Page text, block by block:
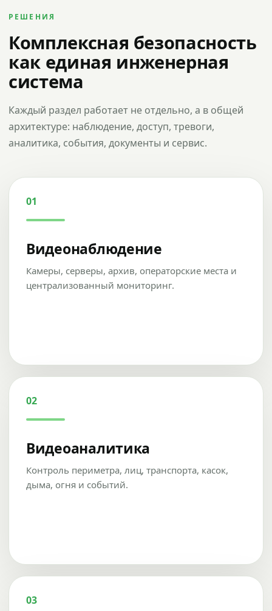
РЕШЕНИЯ
Комплексная безопасность
как единая инженерная
система
Каждый раздел работает не отдельно, а в общей
архитектуре: наблюдение, доступ, тревоги,
аналитика, события, документы и сервис.
01
Видеонаблюдение
Камеры, серверы, архив, операторские места и
централизованный мониторинг.
02
Видеоаналитика
Контроль периметра, лиц, транспорта, касок,
дыма, огня и событий.
03